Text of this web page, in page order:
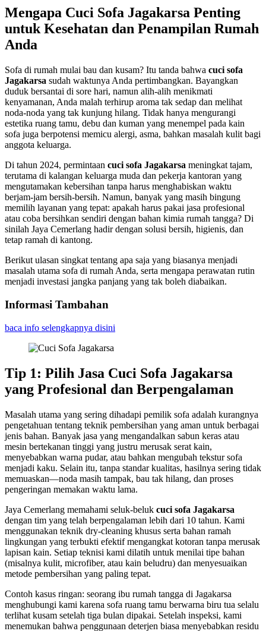
Mengapa Cuci Sofa Jagakarsa Penting
untuk Kesehatan dan Penampilan Rumah
Anda
Sofa di rumah mulai bau dan kusam? Itu tanda bahwa cuci sofa
Jagakarsa sudah waktunya Anda pertimbangkan. Bayangkan
duduk bersantai di sore hari, namun alih‑alih menikmati
kenyamanan, Anda malah terhirup aroma tak sedap dan melihat
noda‑noda yang tak kunjung hilang. Tidak hanya mengurangi
estetika ruang tamu, debu dan kuman yang menempel pada kain
sofa juga berpotensi memicu alergi, asma, bahkan masalah kulit bagi
anggota keluarga.
Di tahun 2024, permintaan cuci sofa Jagakarsa meningkat tajam,
terutama di kalangan keluarga muda dan pekerja kantoran yang
mengutamakan kebersihan tanpa harus menghabiskan waktu
berjam‑jam bersih‑bersih. Namun, banyak yang masih bingung
memilih layanan yang tepat: apakah harus pakai jasa profesional
atau coba bersihkan sendiri dengan bahan kimia rumah tangga? Di
sinilah Jaya Cemerlang hadir dengan solusi bersih, higienis, dan
tetap ramah di kantong.
Berikut ulasan singkat tentang apa saja yang biasanya menjadi
masalah utama sofa di rumah Anda, serta mengapa perawatan rutin
menjadi investasi jangka panjang yang tak boleh diabaikan.
Informasi Tambahan
baca info selengkapnya disini
Tip 1: Pilih Jasa Cuci Sofa Jagakarsa
yang Profesional dan Berpengalaman
Masalah utama yang sering dihadapi pemilik sofa adalah kurangnya
pengetahuan tentang teknik pembersihan yang aman untuk berbagai
jenis bahan. Banyak jasa yang mengandalkan sabun keras atau
mesin bertekanan tinggi yang justru merusak serat kain,
menyebabkan warna pudar, atau bahkan mengubah tekstur sofa
menjadi kaku. Selain itu, tanpa standar kualitas, hasilnya sering tidak
memuaskan—noda masih tampak, bau tak hilang, dan proses
pengeringan memakan waktu lama.
Jaya Cemerlang memahami seluk‑beluk cuci sofa Jagakarsa
dengan tim yang telah berpengalaman lebih dari 10 tahun. Kami
menggunakan teknik dry‑cleaning khusus serta bahan ramah
lingkungan yang terbukti efektif mengangkat kotoran tanpa merusak
lapisan kain. Setiap teknisi kami dilatih untuk menilai tipe bahan
(misalnya kulit, microfiber, atau kain beludru) dan menyesuaikan
metode pembersihan yang paling tepat.
Contoh kasus ringan: seorang ibu rumah tangga di Jagakarsa
menghubungi kami karena sofa ruang tamu berwarna biru tua selalu
terlihat kusam setelah tiga bulan dipakai. Setelah inspeksi, kami
menemukan bahwa penggunaan deterjen biasa menyebabkan residu